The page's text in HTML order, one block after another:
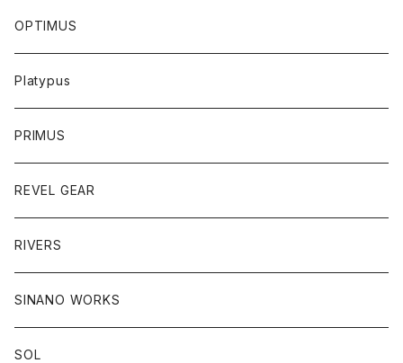
OPTIMUS
Platypus
PRIMUS
REVEL GEAR
RIVERS
SINANO WORKS
SOL